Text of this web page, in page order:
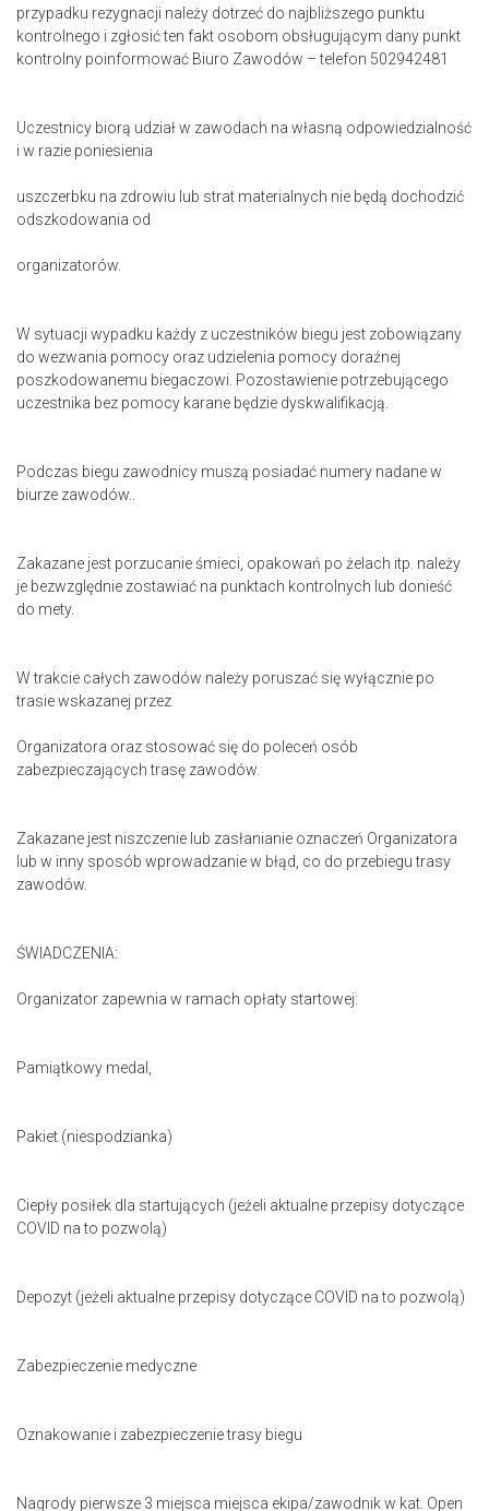
przypadku rezygnacji należy dotrzeć do najbliższego punktu
kontrolnego i zgłosić ten fakt osobom obsługującym dany punkt
kontrolny poinformować Biuro Zawodów – telefon 502942481
Uczestnicy biorą udział w zawodach na własną odpowiedzialność
i w razie poniesienia
uszczerbku na zdrowiu lub strat materialnych nie będą dochodzić
odszkodowania od
organizatorów.
W sytuacji wypadku każdy z uczestników biegu jest zobowiązany
do wezwania pomocy oraz udzielenia pomocy doraźnej
poszkodowanemu biegaczowi. Pozostawienie potrzebującego
uczestnika bez pomocy karane będzie dyskwalifikacją.
Podczas biegu zawodnicy muszą posiadać numery nadane w
biurze zawodów..
Zakazane jest porzucanie śmieci, opakowań po żelach itp. należy
je bezwzględnie zostawiać na punktach kontrolnych lub donieść
do mety.
W trakcie całych zawodów należy poruszać się wyłącznie po
trasie wskazanej przez
Organizatora oraz stosować się do poleceń osób
zabezpieczających trasę zawodów.
Zakazane jest niszczenie lub zasłanianie oznaczeń Organizatora
lub w inny sposób wprowadzanie w błąd, co do przebiegu trasy
zawodów.
ŚWIADCZENIA:
Organizator zapewnia w ramach opłaty startowej:
Pamiątkowy medal,
Pakiet (niespodzianka)
Ciepły posiłek dla startujących (jeżeli aktualne przepisy dotyczące
COVID na to pozwolą)
Depozyt (jeżeli aktualne przepisy dotyczące COVID na to pozwolą)
Zabezpieczenie medyczne
Oznakowanie i zabezpieczenie trasy biegu
Nagrody pierwsze 3 miejsca miejsca ekipa/zawodnik w kat. Open